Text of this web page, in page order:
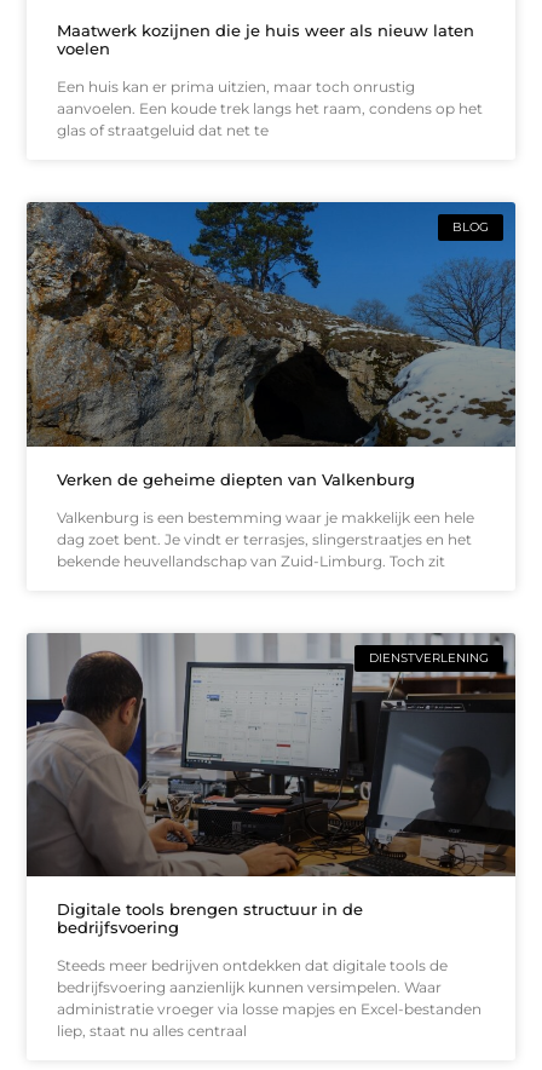
Maatwerk kozijnen die je huis weer als nieuw laten
voelen
Een huis kan er prima uitzien, maar toch onrustig
aanvoelen. Een koude trek langs het raam, condens op het
glas of straatgeluid dat net te
BLOG
Verken de geheime diepten van Valkenburg
Valkenburg is een bestemming waar je makkelijk een hele
dag zoet bent. Je vindt er terrasjes, slingerstraatjes en het
bekende heuvellandschap van Zuid-Limburg. Toch zit
DIENSTVERLENING
Digitale tools brengen structuur in de
bedrijfsvoering
Steeds meer bedrijven ontdekken dat digitale tools de
bedrijfsvoering aanzienlijk kunnen versimpelen. Waar
administratie vroeger via losse mapjes en Excel-bestanden
liep, staat nu alles centraal